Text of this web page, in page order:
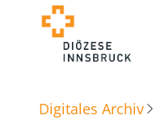
Digitales Archiv